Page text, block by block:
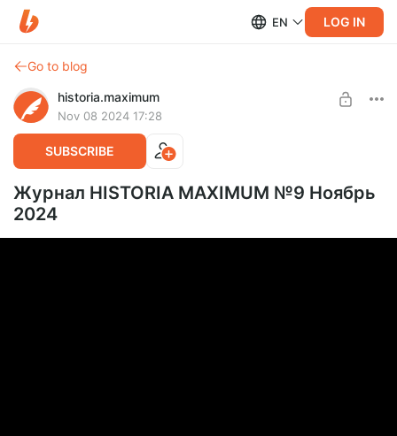
EN LOG IN
Go to blog
historia.maximum
Nov 08 2024 17:28
SUBSCRIBE
Журнал HISTORIA MAXIMUM №9 Ноябрь
2024